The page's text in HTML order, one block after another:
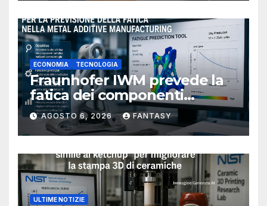
ECONOMIA TECNOLOGIA
Fraunhofer IWM prevede la
fatica dei componenti
metallici stampati in 3D
AGOSTO 6, 2026 FANTASY
ULTIME NOTIZIE